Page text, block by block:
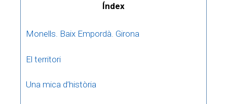
Índex
Monells. Baix Empordà. Girona
El territori
Una mica d’història